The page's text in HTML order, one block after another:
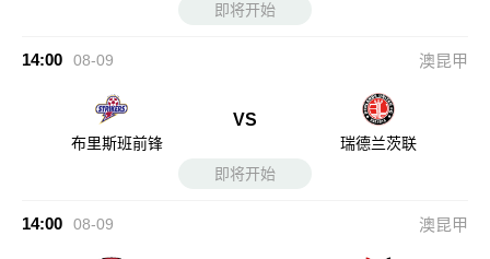
即将开始
14:00 08-09 澳昆甲
布里斯班前锋
VS
瑞德兰茨联
即将开始
14:00 08-09 澳昆甲